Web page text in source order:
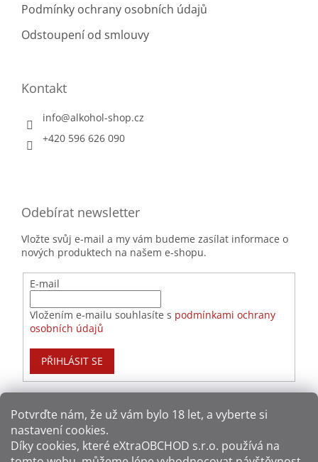
Potvrďte nám​​, že už vám bylo 18 let, a vyberte si
nastavení cookies.
Díky cookies, které eXtraOBCHOD s.r.o. používá na
Podmínky ochrany osobních údajů
Odstoupení od smlouvy
Kontakt
info@alkohol-shop.cz
+420 596 626 090
Odebírat newsletter
Vložte svůj e-mail a my vám budeme zasílat informace o
nových produktech na našem e-shopu.
E-mail
Vložením e-mailu souhlasíte s podmínkami ochrany
osobních údajů
PŘIHLÁSIT SE